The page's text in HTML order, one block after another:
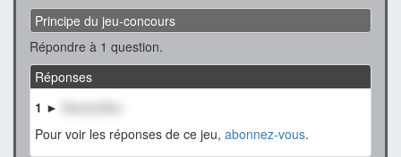
Principe du jeu-concours
Répondre à 1 question.
Réponses
1 ►
XxxxxxXxx
Pour voir les réponses de ce jeu, abonnez-vous.